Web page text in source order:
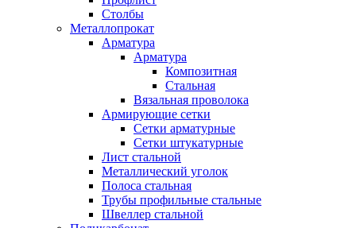
Столбы
Металлопрокат
Арматура
Арматура
Композитная
Стальная
Вязальная проволока
Армирующие сетки
Сетки арматурные
Сетки штукатурные
Лист стальной
Металлический уголок
Полоса стальная
Трубы профильные стальные
Швеллер стальной